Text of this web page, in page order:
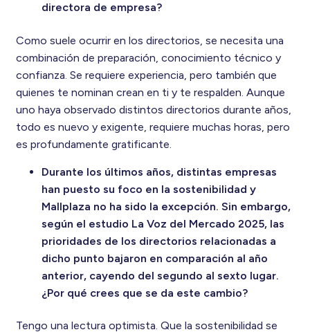
directora de empresa?
Como suele ocurrir en los directorios, se necesita una
combinación de preparación, conocimiento técnico y
confianza. Se requiere experiencia, pero también que
quienes te nominan crean en ti y te respalden. Aunque
uno haya observado distintos directorios durante años,
todo es nuevo y exigente, requiere muchas horas, pero
es profundamente gratificante.
Durante los últimos años, distintas empresas
han puesto su foco en la sostenibilidad y
Mallplaza no ha sido la excepción. Sin embargo,
según el estudio La Voz del Mercado 2025, las
prioridades de los directorios relacionadas a
dicho punto bajaron en comparación al año
anterior, cayendo del segundo al sexto lugar.
¿Por qué crees que se da este cambio?
Tengo una lectura optimista. Que la sostenibilidad se